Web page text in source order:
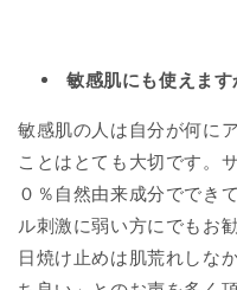
敏感肌にも使えます
敏感肌の人は自分が何に
ことはとても大切です。
０％自然由来成分ででき
ル刺激に弱い方にでもお
日焼け止めは肌荒れしな